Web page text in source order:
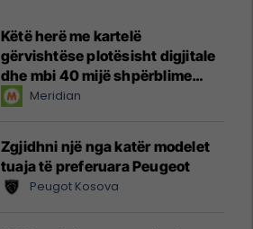
Këtë herë me kartelë
gërvishtëse plotësisht digjitale
dhe mbi 40 mijë shpërblime
instant!Meridian
Zgjidhni një nga katër modelet
tuaja të preferuara Peugeot
Peugot Kosova